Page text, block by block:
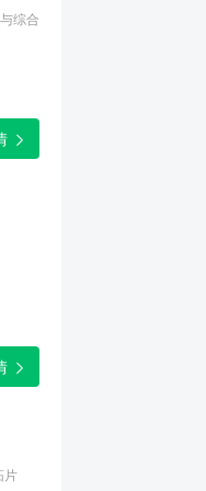
综合
片